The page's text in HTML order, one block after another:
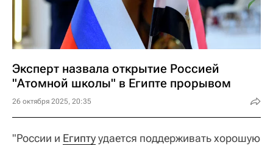
Эксперт назвала открытие Россией
"Атомной школы" в Египте прорывом
26 октября 2025, 20:35
"России и Египтуудается поддерживать хорошую